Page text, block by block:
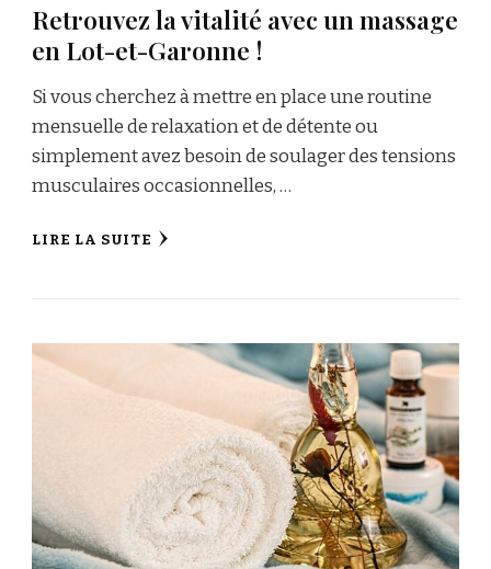
Retrouvez la vitalité avec un massage
en Lot-et-Garonne !
Si vous cherchez à mettre en place une routine
mensuelle de relaxation et de détente ou
simplement avez besoin de soulager des tensions
musculaires occasionnelles, …
LIRE LA SUITE